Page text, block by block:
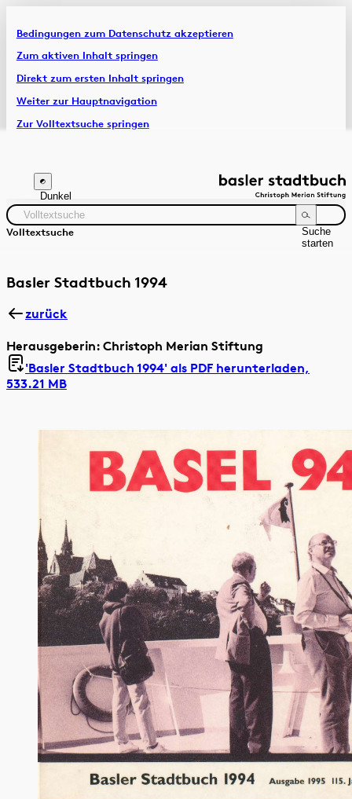
Bedingungen zum Datenschutz akzeptieren
Zum aktiven Inhalt springen
Direkt zum ersten Inhalt springen
Weiter zur Hauptnavigation
Zur Volltextsuche springen
Artikel & Dossiers
Chronik
Dunkel
Volltextsuche
Suche
starten
Zeitraum Autor:in
Basler Stadtbuch 1994
zurück
Herausgeberin: Christoph Merian Stiftung
'Basler Stadtbuch 1994' als PDF herunterladen,
533.21 MB